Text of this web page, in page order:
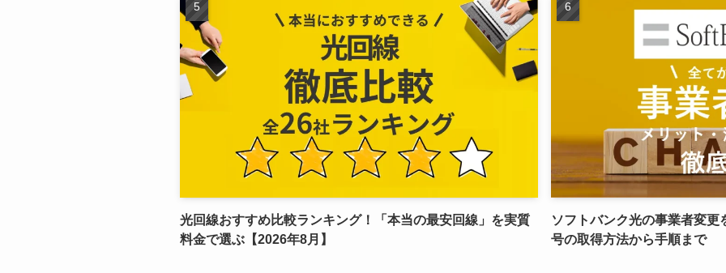
光回線おすすめ比較ランキング！「本当の最安回線」を実質
料金で選ぶ【2026年8月】
ソフトバンク光の事業者変
号の取得方法から手順まで